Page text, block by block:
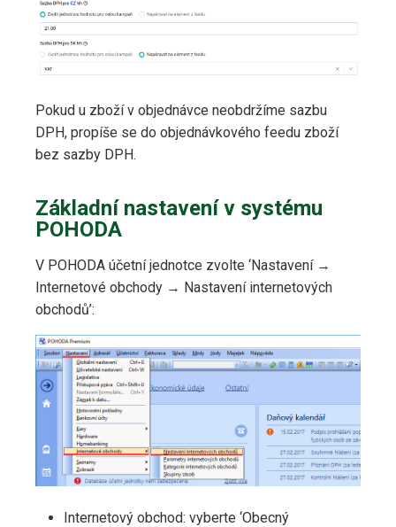
Pokud u zboží v objednávce neobdržíme sazbu
DPH, propíše se do objednávkového feedu zboží
bez sazby DPH.
Základní nastavení v systému
POHODA
V POHODA účetní jednotce zvolte ‘Nastavení →
Internetové obchody → Nastavení internetových
obchodů’:
Internetový obchod: vyberte ‘Obecný